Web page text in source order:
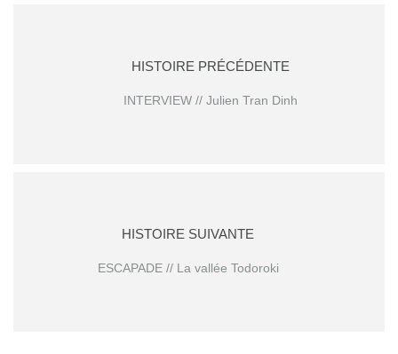
HISTOIRE PRÉCÉDENTE
INTERVIEW // Julien Tran Dinh
HISTOIRE SUIVANTE
ESCAPADE // La vallée Todoroki